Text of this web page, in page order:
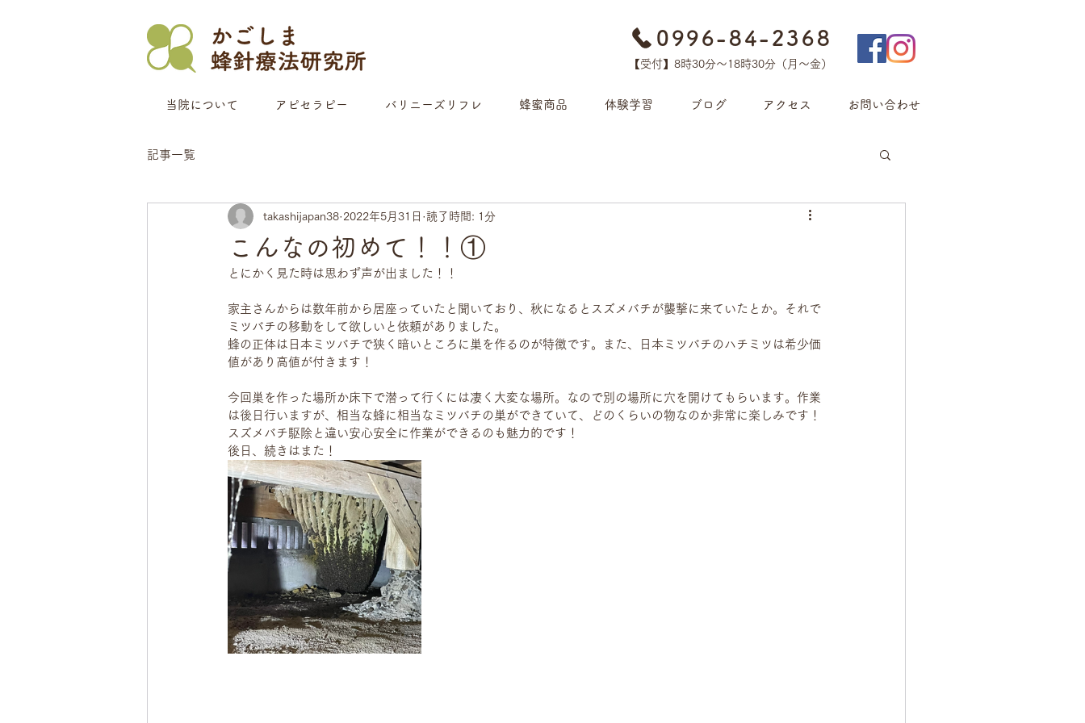
0996-84-2368
【受付】8時30分​〜18時30分（月〜金）
当院について アピセラピー バリニーズリフレ 蜂蜜商品 体験学習 ブログ アクセス お問い合わせ
記事一覧
こんなの初めて！！①
takashijapan38 2022年5月31日 読了時間: 1分
とにかく見た時は思わず声が出ました！！
家主さんからは数年前から居座っていたと聞いており、秋になるとスズメバチが襲撃に来ていたとか。それで
ミツバチの移動をして欲しいと依頼がありました。
蜂の正体は日本ミツバチで狭く暗いところに巣を作るのが特徴です。また、日本ミツバチのハチミツは希少価
値があり高値が付きます！
今回巣を作った場所か床下で潜って行くには凄く大変な場所。なので別の場所に穴を開けてもらいます。作業
は後日行いますが、相当な蜂に相当なミツバチの巣ができていて、どのくらいの物なのか非常に楽しみです！
スズメバチ駆除と違い安心安全に作業ができるのも魅力的です！
後日、続きはまた！